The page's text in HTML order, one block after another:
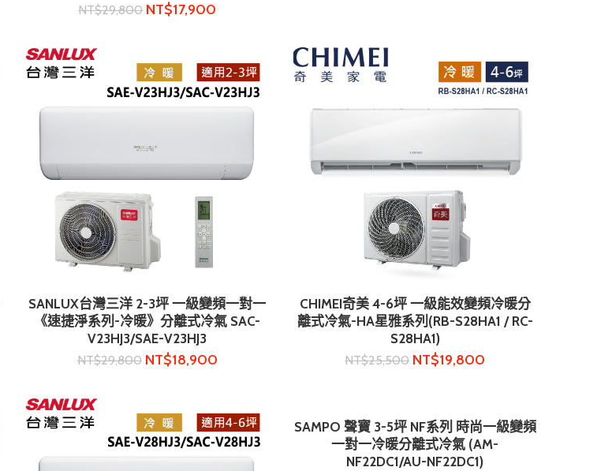
NT$29,800 NT$17,900
加入購物車
SANLUX台灣三洋 2-3坪 一級變頻一對一
《速捷淨系列-冷暖》分離式冷氣 SAC-
V23HJ3/SAE-V23HJ3
NT$29,800 NT$18,900
加入購物車
CHIMEI奇美 4-6坪 一級能效變頻冷暖分
離式冷氣-HA星雅系列(RB-S28HA1 / RC-
S28HA1)
NT$25,500 NT$19,800
加入購物車
SAMPO 聲寶 3-5坪 NF系列 時尚一級變頻
一對一冷暖分離式冷氣 (AM-
NF22DC1/AU-NF22DC1)